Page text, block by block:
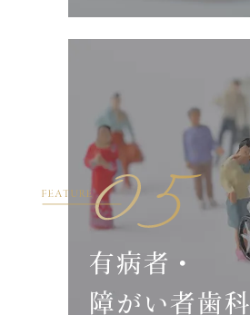
有病者・
障がい者歯科